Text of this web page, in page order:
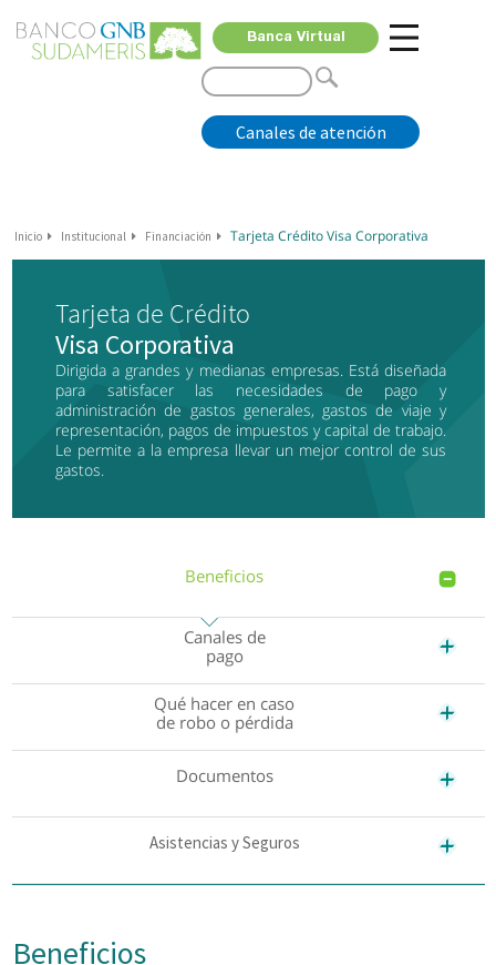
Canales de atención
Banca Virtual
Inicio Institucional Financiación Tarjeta Crédito Visa Corporativa
Tarjeta de Crédito
Visa Corporativa
Dirigida a grandes y medianas empresas. Está diseñada
para satisfacer las necesidades de pago y
administración de gastos generales, gastos de viaje y
representación, pagos de impuestos y capital de trabajo.
Le permite a la empresa llevar un mejor control de sus
gastos.
Beneficios
Canales de
pago
Qué hacer en caso
de robo o pérdida
Documentos
Asistencias y Seguros
Beneficios